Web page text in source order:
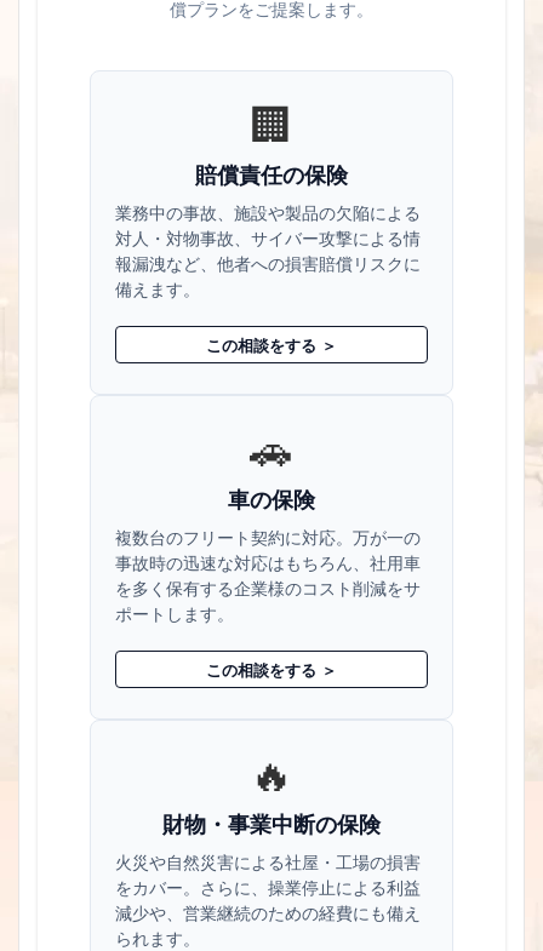
償プランをご提案します。
🏢
賠償責任の保険
業務中の事故、施設や製品の欠陥による
対人・対物事故、サイバー攻撃による情
報漏洩など、他者への損害賠償リスクに
備えます。
この相談をする ＞
🚗
車の保険
複数台のフリート契約に対応。万が一の
事故時の迅速な対応はもちろん、社用車
を多く保有する企業様のコスト削減をサ
ポートします。
この相談をする ＞
🔥
財物・事業中断の保険
火災や自然災害による社屋・工場の損害
をカバー。さらに、操業停止による利益
減少や、営業継続のための経費にも備え
られます。